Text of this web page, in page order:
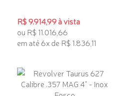
R$ 9.914,99 à vista
ou R$ 11.016,66
em até 6x de R$ 1.836,11